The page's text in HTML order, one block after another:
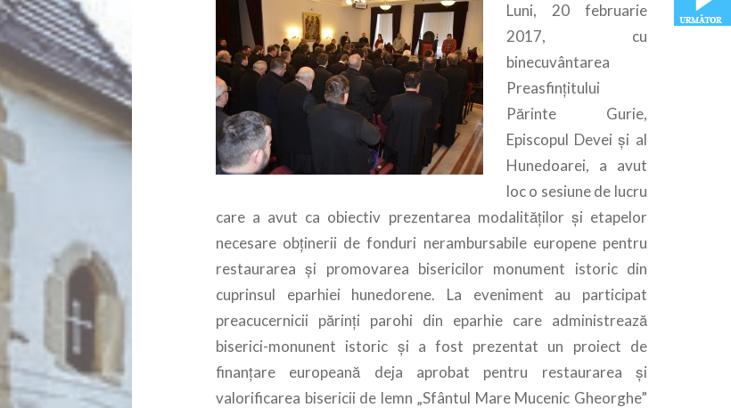
Luni, 20 februarie
2017, cu
binecuvântarea
Preasfințitului
Părinte Gurie,
Episcopul Devei și al
Hunedoarei, a avut
loc o sesiune de lucru
care a avut ca obiectiv prezentarea modalităților și etapelor
necesare obținerii de fonduri nerambursabile europene pentru
restaurarea și promovarea bisericilor monument istoric din
cuprinsul eparhiei hunedorene. La eveniment au participat
preacucernicii părinți parohi din eparhie care administrează
biserici-monunent istoric și a fost prezentat un proiect de
finanțare europeană deja aprobat pentru restaurarea și
valorificarea bisericii de lemn „Sfântul Mare Mucenic Gheorghe”